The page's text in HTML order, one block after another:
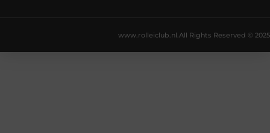
All Rights Reserved © 2025
www.rolleiclub.nl.